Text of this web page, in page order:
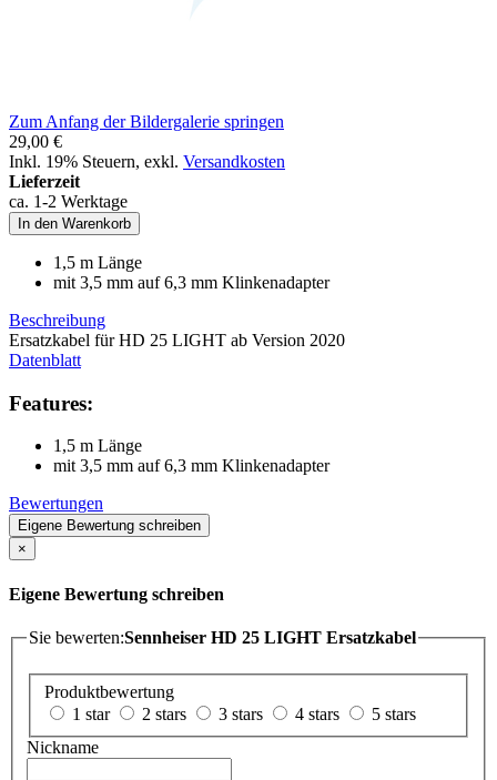
Zum Anfang der Bildergalerie springen
29,00 €
Inkl. 19% Steuern, exkl. Versandkosten
Lieferzeit
ca. 1-2 Werktage
In den Warenkorb
1,5 m Länge
mit 3,5 mm auf 6,3 mm Klinkenadapter
Beschreibung
Ersatzkabel für HD 25 LIGHT ab Version 2020
Datenblatt
Features:
1,5 m Länge
mit 3,5 mm auf 6,3 mm Klinkenadapter
Bewertungen
Eigene Bewertung schreiben
×
Eigene Bewertung schreiben
Sie bewerten:Sennheiser HD 25 LIGHT Ersatzkabel
Produktbewertung
1 star
2 stars 3 stars 4 stars
5 stars
Nickname